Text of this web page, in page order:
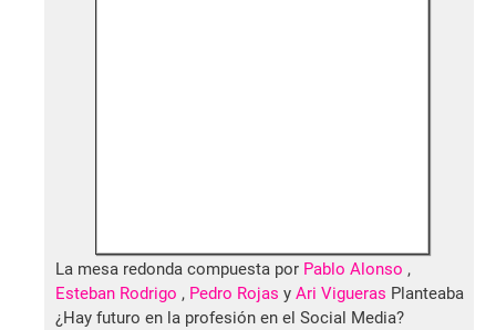
La mesa redonda compuesta por Pablo Alonso ,
Esteban Rodrigo , Pedro Rojas y Ari Vigueras Planteaba
¿Hay futuro en la profesión en el Social Media?